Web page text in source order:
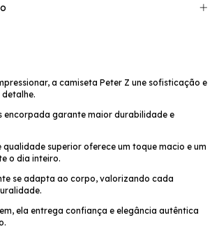
a camiseta Peter Z une sofisticação e
encorpada garante maior durabilidade e
qualidade superior oferece um toque macio e um
o dia inteiro.
se adapta ao corpo, valorizando cada
ela entrega confiança e elegância autêntica